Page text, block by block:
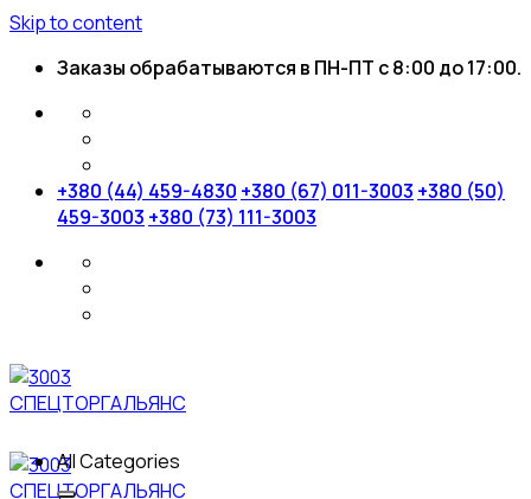
Skip to content
Заказы обрабатываются в ПН-ПТ с 8:00 до 17:00.
+380 (44) 459-4830 +380 (67) 011-3003 +380 (50)
459-3003 +380 (73) 111-3003
All Categories